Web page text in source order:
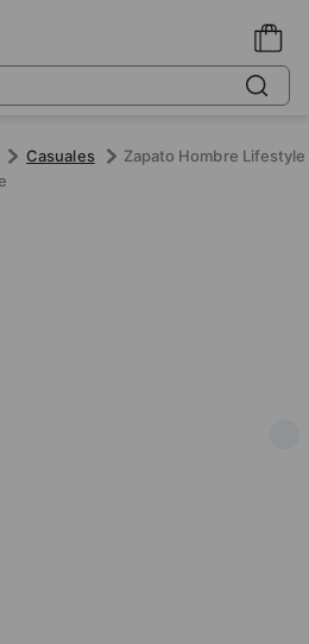
Casuales
Zapato Hombre Lifestyle